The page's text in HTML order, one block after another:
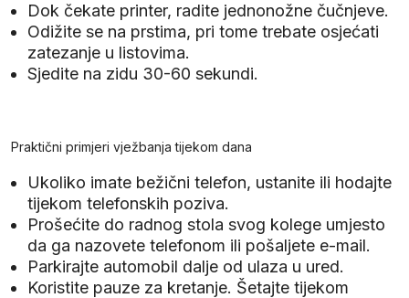
Dok čekate printer, radite jednonožne čučnjeve.
Odižite se na prstima, pri tome trebate osjećati
zatezanje u listovima.
Sjedite na zidu 30-60 sekundi.
Praktični primjeri vježbanja tijekom dana
Ukoliko imate bežični telefon, ustanite ili hodajte
tijekom telefonskih poziva.
Prošećite do radnog stola svog kolege umjesto
da ga nazovete telefonom ili pošaljete e-mail.
Parkirajte automobil dalje od ulaza u ured.
Koristite pauze za kretanje. Šetajte tijekom